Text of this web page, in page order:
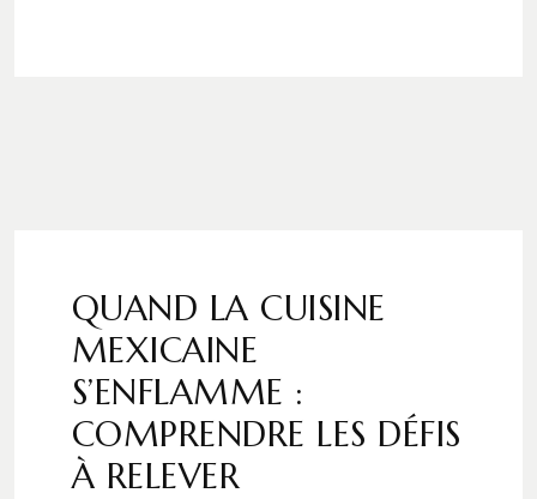
QUAND LA CUISINE
MEXICAINE
S’ENFLAMME :
COMPRENDRE LES DÉFIS
À RELEVER